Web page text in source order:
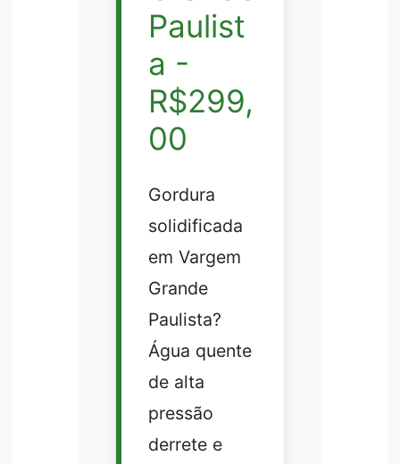
Paulist
a -
R$299,
00
Gordura
solidificada
em Vargem
Grande
Paulista?
Água quente
de alta
pressão
derrete e